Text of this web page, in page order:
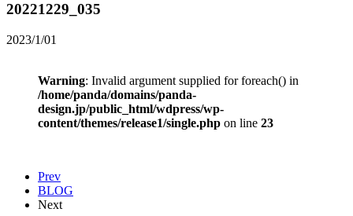
20221229_035
2023/1/01
Warning: Invalid argument supplied for foreach() in
/home/panda/domains/panda-
design.jp/public_html/wdpress/wp-
content/themes/release1/single.php on line 23
Prev
BLOG
Next